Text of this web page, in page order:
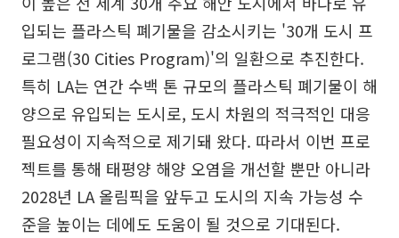
입되는 플라스틱 폐기물을 감소시키는 '30개 도시 프
로그램(30 Cities Program)'의 일환으로 추진한다.
특히 LA는 연간 수백 톤 규모의 플라스틱 폐기물이 해
양으로 유입되는 도시로, 도시 차원의 적극적인 대응
필요성이 지속적으로 제기돼 왔다. 따라서 이번 프로
젝트를 통해 태평양 해양 오염을 개선할 뿐만 아니라
2028년 LA 올림픽을 앞두고 도시의 지속 가능성 수
준을 높이는 데에도 도움이 될 것으로 기대된다.